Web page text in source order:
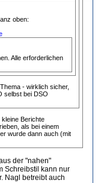
oben:
Alle erforderlichen
- wirklich sicher,
selbst bei DSO
Berichte
als bei einem
wurde dann auch (mit
der "nahen"
Schreibstil kann nur
Nagl betreibt auch